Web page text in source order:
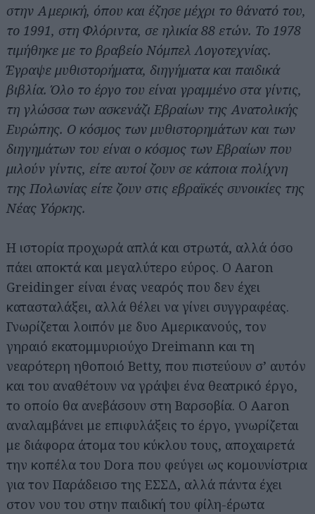
στην Αμερική, όπου και έζησε μέχρι το θάνατό του,
το 1991, στη Φλόριντα, σε ηλικία 88 ετών. Το 1978
τιμήθηκε με το βραβείο Νόμπελ Λογοτεχνίας.
Έγραψε μυθιστορήματα, διηγήματα και παιδικά
βιβλία. Όλο το έργο του είναι γραμμένο στα γίντις,
τη γλώσσα των ασκενάζι Εβραίων της Ανατολικής
Ευρώπης. Ο κόσμος των μυθιστορημάτων και των
διηγημάτων του είναι ο κόσμος των Εβραίων που
μιλούν γίντις, είτε αυτοί ζουν σε κάποια πολίχνη
της Πολωνίας είτε ζουν στις εβραϊκές συνοικίες της
Νέας Υόρκης.
Η ιστορία προχωρά απλά και στρωτά, αλλά όσο
πάει αποκτά και μεγαλύτερο εύρος. Ο Aaron
Greidinger είναι ένας νεαρός που δεν έχει
κατασταλάξει, αλλά θέλει να γίνει συγγραφέας.
Γνωρίζεται λοιπόν με δυο Αμερικανούς, τον
γηραιό εκατομμυριούχο Dreimann και τη
νεαρότερη ηθοποιό Betty, που πιστεύουν σ’ αυτόν
και του αναθέτουν να γράψει ένα θεατρικό έργο,
το οποίο θα ανεβάσουν στη Βαρσοβία. Ο Aaron
αναλαμβάνει με επιφυλάξεις το έργο, γνωρίζεται
με διάφορα άτομα του κύκλου τους, αποχαιρετά
την κοπέλα του Dora που φεύγει ως κομουνίστρια
για τον Παράδεισο της ΕΣΣΔ, αλλά πάντα έχει
στον νου του στην παιδική του φίλη-έρωτα